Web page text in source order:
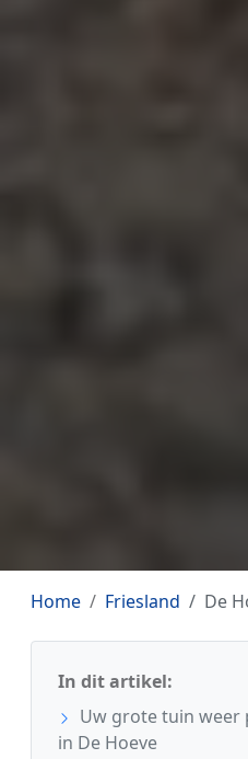
Home Friesland De
In dit artikel:
Uw grote tuin
in De Hoeve